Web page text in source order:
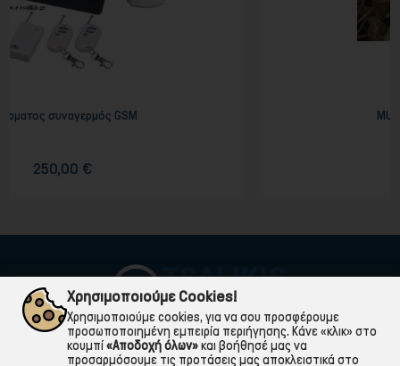
MULTIFUCTIONAL KEY RING
Χρησιμοποιούμε Cookies!
Χρησιμοποιούμε cookies, για να σου προσφέρουμε
προσωποποιημένη εμπειρία περιήγησης. Κάνε «κλικ» στο
κουμπί«Αποδοχή όλων»και βοήθησέ μας να
προσαρμόσουμε τις προτάσεις μας αποκλειστικά στο